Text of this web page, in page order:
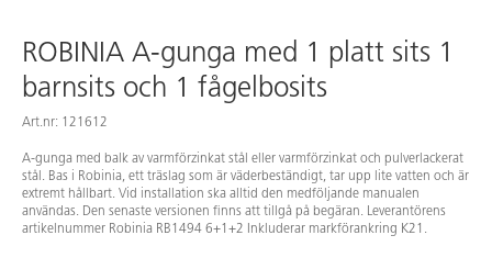
ROBINIA A-gunga med 1 platt sits 1
barnsits och 1 fågelbosits
Art.nr: 121612
A-gunga med balk av varmförzinkat stål eller varmförzinkat och pulverlackerat
stål. Bas i Robinia, ett träslag som är väderbeständigt, tar upp lite vatten och är
extremt hållbart. Vid installation ska alltid den medföljande manualen
användas. Den senaste versionen finns att tillgå på begäran. Leverantörens
artikelnummer Robinia RB1494 6+1+2 Inkluderar markförankring K21.